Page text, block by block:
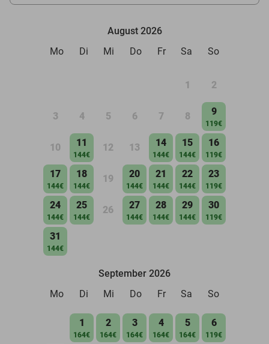
August 2026
Mo
Di Mi Do Fr Sa So
1 2
3 4 5 6 7 8 9
119€
10 11
144€
12 13 14
144€
15
144€
16
119€
17
144€
18
144€
19 20
144€
21
144€
22
144€
23
119€
24
144€
25
144€
26 27
144€
28
144€
29
144€
30
119€
31
144€
September 2026
Mo
Di Mi Do Fr Sa So
1
164€
2
164€
3
164€
4
164€
5
164€
6
119€